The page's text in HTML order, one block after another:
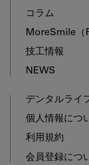
コラム
MoreSmile
技工情報
NEWS
デンタルライ
個人情報につ
利用規約
会員登録につ